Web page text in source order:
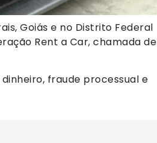
Goiás e no Distrito Federal
Rent a Car, chamada de
fraude processual e